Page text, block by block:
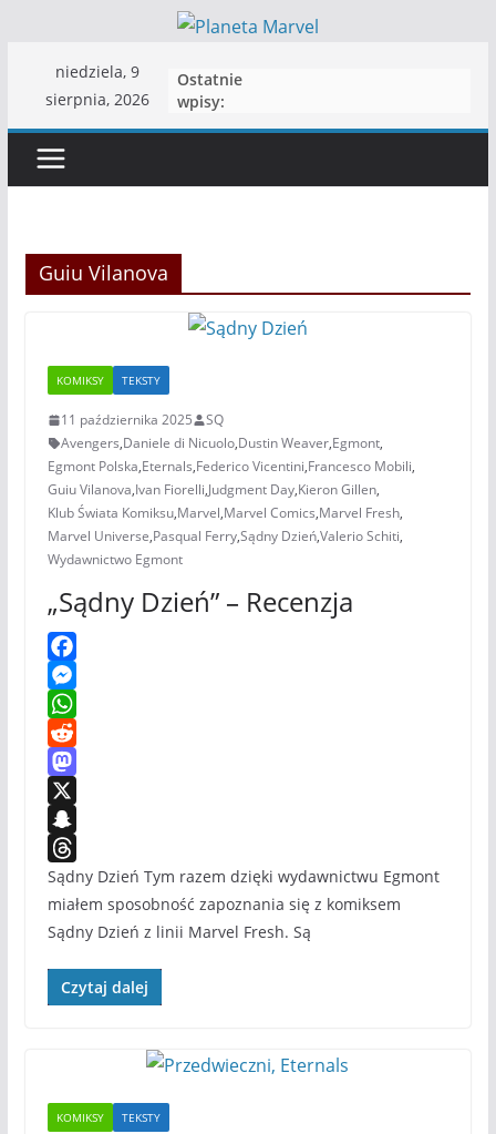
content
niedziela, 9
sierpnia, 2026
Ostatnie
wpisy:
Guiu Vilanova
KOMIKSY TEKSTY
11 października 2025
SQ
Avengers,Daniele di Nicuolo,Dustin Weaver,Egmont,
Egmont Polska,Eternals,Federico Vicentini,Francesco Mobili,
Guiu Vilanova,Ivan Fiorelli,Judgment Day,Kieron Gillen,
Klub Świata Komiksu,Marvel,Marvel Comics,Marvel Fresh,
Marvel Universe,Pasqual Ferry,Sądny Dzień,Valerio Schiti,
Wydawnictwo Egmont
„Sądny Dzień” – Recenzja
F
a
c
e
b
o
o
k
M
e
s
s
e
n
g
e
r
W
h
a
t
s
A
p
p
R
e
d
d
i
t
M
a
s
t
o
d
o
X
S
n
a
p
c
T
h
r
e
Sądny Dzień Tym razem dzięki wydawnictwu Egmont
miałem sposobność zapoznania się z komiksem
Sądny Dzień z linii Marvel Fresh. Są
Czytaj dalej
KOMIKSY TEKSTY